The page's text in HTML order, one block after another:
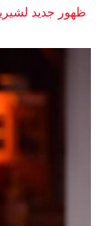
ظهور جديد